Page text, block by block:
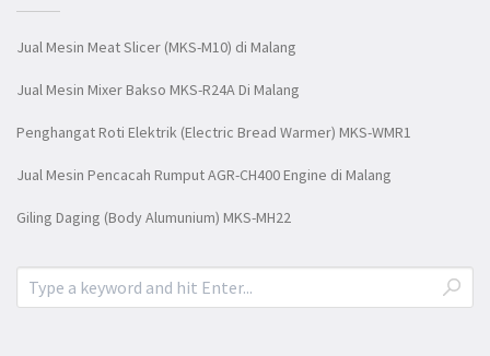
Jual Mesin Meat Slicer (MKS-M10) di Malang
Jual Mesin Mixer Bakso MKS-R24A Di Malang
Penghangat Roti Elektrik (Electric Bread Warmer) MKS-WMR1
Jual Mesin Pencacah Rumput AGR-CH400 Engine di Malang
Giling Daging (Body Alumunium) MKS-MH22